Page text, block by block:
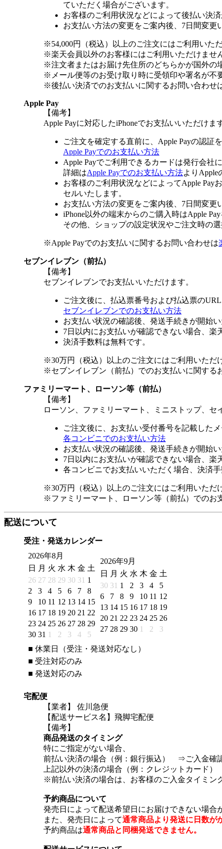
ていただく場合がございます。
お客様のご利用状況などによって後払い決
お支払い方法の変更をご案内後、7日間変更
※54,000円（税込）以上のご注文にはご利用いただ
※楽天会員以外のお客様にはご利用いただけませ
※注文者またはお届け先住所のどちらかが国外の
※メール便等のお受け取り時に受領印や署名が不
※後払い決済でのお支払いに関するお問い合わせ
Apple Pay
【備考】
Apple Payに対応したiPhoneでお支払いいただけま
ご注文を確定する直前に、Apple Payの認証
Apple Payでのお支払い方法
Apple Payでご利用できるカードは発行会社
詳細はApple Payでのお支払い方法よりApple
お客様のご利用状況などによってApple Pay
セルいたします。
お支払い方法の変更をご案内後、7日間変更
iPhone以外の端末からのご購入時はApple
その他、ショップの設定状況やご注文時の
※Apple Payでのお支払いに関するお問い合わせは
セブンイレブン（前払）
【備考】
セブンイレブンでお支払いいただけます。
ご注文後に、払込票番号および払込票の
セブンイレブンでのお支払い方法
お支払い状況の確認後、発送手続きが開始
7日以内にお支払いが確認できない場合、楽
決済手数料は無料です。
※30万円（税込）以上のご注文にはご利用いただ
※セブンイレブン（前払）でのお支払いに関する
ファミリーマート、ローソン等（前払）
【備考】
ローソン、ファミリーマート、ミニストップ、セ
ご注文後に、お支払い受付番号を記載した
各コンビニでのお支払い方法
お支払い状況の確認後、発送手続きが開始
7日以内にお支払いが確認できない場合、楽
各コンビニでお支払いいただく場合、決済手
※30万円（税込）以上のご注文にはご利用いただ
※ファミリーマート、ローソン等（前払）でのお
配送について
受注・発送カレンダー
2026年8月
日
月 火 水 木 金 土
26 27 28 29 30 31 1
2
3 4 5 6 7
8
9
10 11 12 13 14 15
16 17 18 19 20 21 22
23 24 25 26 27 28 29
30 31 1 2 3 4 5
2026年9月
日
月 火 水 木 金 土
30 31 1 2 3 4
5
6
7 8 9 10 11 12
13 14 15 16 17 18 19
20 21 22 23 24 25 26
27 28 29 30 1 2 3
■ 休業日（受注・発送対応なし）
■ 受注対応のみ
■ 発送対応のみ
宅配便
【業者】 佐川急便
【配送サービス名】飛脚宅配便
【備考】
商品発送のタイミング
特にご指定がない場合、
前払い決済の場合（例：銀行振込） ⇒ご入金確
上記以外の決済の場合（例：クレジットカード
※前払い決済の場合は、お客様のご入金タイミン
予約商品について
発売日によって配送希望日にお届けできない場合
また、発売日によって通常商品より発送に日数が
予約商品は通常商品と同梱発送できません。